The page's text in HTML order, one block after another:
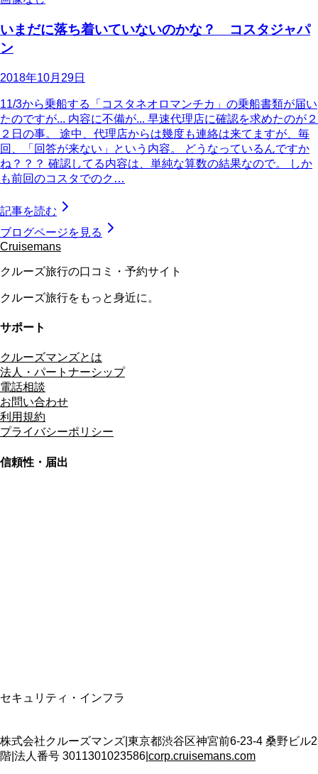
いまだに落ち着いていないのかな？ コスタジャパ
ン
2018年10月29日
11/3から乗船する「コスタネオロマンチカ」の乗船書類が届い
たのですが... 内容に不備が... 早速代理店に確認を求めたのが２
２日の事。 途中、代理店からは幾度も連絡は来てますが、毎
回、「回答が来ない」という内容。 どうなっているんですか
ね？？？ 確認してる内容は、単純な算数の結果なので。 しか
も前回のコスタでのク…
記事を読む
ブログページを見る
Cruisemans
クルーズ旅行の口コミ・予約サイト
クルーズ旅行をもっと身近に。
サポート
クルーズマンズとは
法人・パートナーシップ
電話相談
お問い合わせ
利用規約
プライバシーポリシー
信頼性・届出
セキュリティ・インフラ
株式会社クルーズマンズ 東京都渋谷区神宮前6-23-4 桑野ビル2
階 法人番号 3011301023586 corp.cruisemans.com